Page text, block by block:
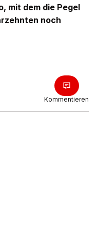
mit dem die Pegel
noch
Kommentieren